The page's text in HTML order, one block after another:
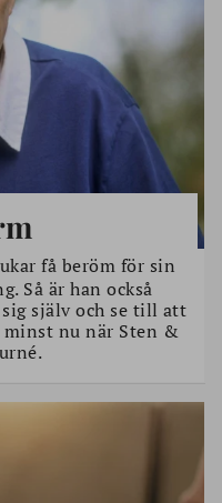
få beröm för sin
Så är han också
själv och se till att
minst nu när Sten &